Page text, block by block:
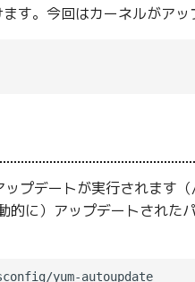
す。今回はカーネルがアッ
ップデートが実行されま
に）アップデートされ
/etc/sysconfig/yum-autoupdate